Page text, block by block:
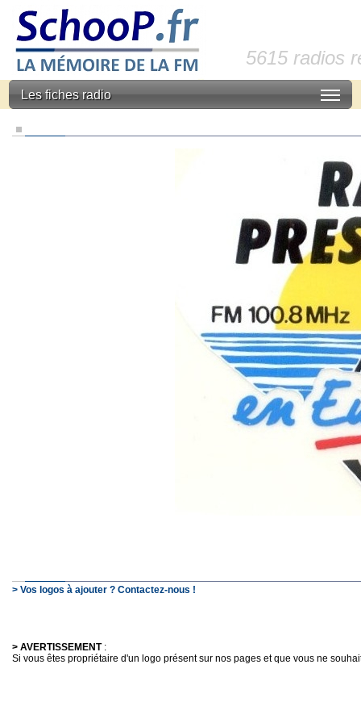
5615 radios
Les fiches radio
> Vos logos à ajouter ? Contactez-nous !
> AVERTISSEMENT:
Si vous êtes propriétaire d'un logo présent sur nos pages et que vous ne